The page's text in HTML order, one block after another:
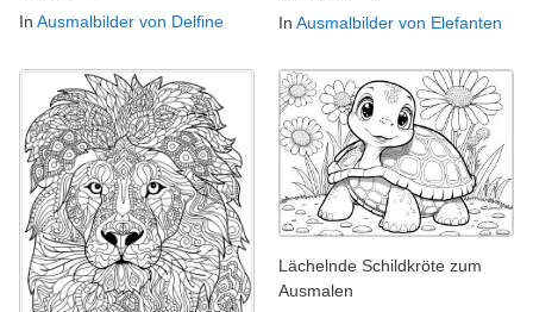
In Ausmalbilder von Delfine
In Ausmalbilder von Elefanten
Lächelnde Schildkröte zum
Ausmalen